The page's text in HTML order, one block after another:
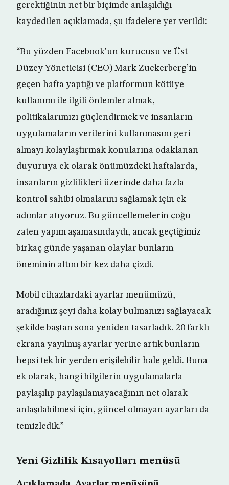
gerektiğinin net bir biçimde anlaşıldığı
kaydedilen açıklamada, şu ifadelere yer verildi:
“Bu yüzden Facebook’un kurucusu ve Üst
Düzey Yöneticisi (CEO) Mark Zuckerberg’in
geçen hafta yaptığı ve platformun kötüye
kullanımı ile ilgili önlemler almak,
politikalarımızı güçlendirmek ve insanların
uygulamaların verilerini kullanmasını geri
almayı kolaylaştırmak konularına odaklanan
duyuruya ek olarak önümüzdeki haftalarda,
insanların gizlilikleri üzerinde daha fazla
kontrol sahibi olmalarını sağlamak için ek
adımlar atıyoruz. Bu güncellemelerin çoğu
zaten yapım aşamasındaydı, ancak geçtiğimiz
birkaç günde yaşanan olaylar bunların
öneminin altını bir kez daha çizdi.
Mobil cihazlardaki ayarlar menümüzü,
aradığınız şeyi daha kolay bulmanızı sağlayacak
şekilde baştan sona yeniden tasarladık. 20 farklı
ekrana yayılmış ayarlar yerine artık bunların
hepsi tek bir yerden erişilebilir hale geldi. Buna
ek olarak, hangi bilgilerin uygulamalarla
paylaşılıp paylaşılamayacağının net olarak
anlaşılabilmesi için, güncel olmayan ayarları da
temizledik.”
Yeni Gizlilik Kısayolları menüsü